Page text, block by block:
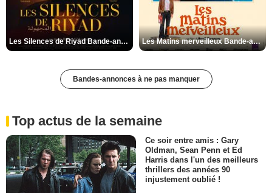
Les Silences de Riyad Bande-annonce VO STFR Les Matins merveilleux Bande-annonce VF
Bandes-annonces à ne pas manquer
Top actus de la semaine
Ce soir entre amis : Gary
Oldman, Sean Penn et Ed
Harris dans l'un des meilleurs
thrillers des années 90
injustement oublié !